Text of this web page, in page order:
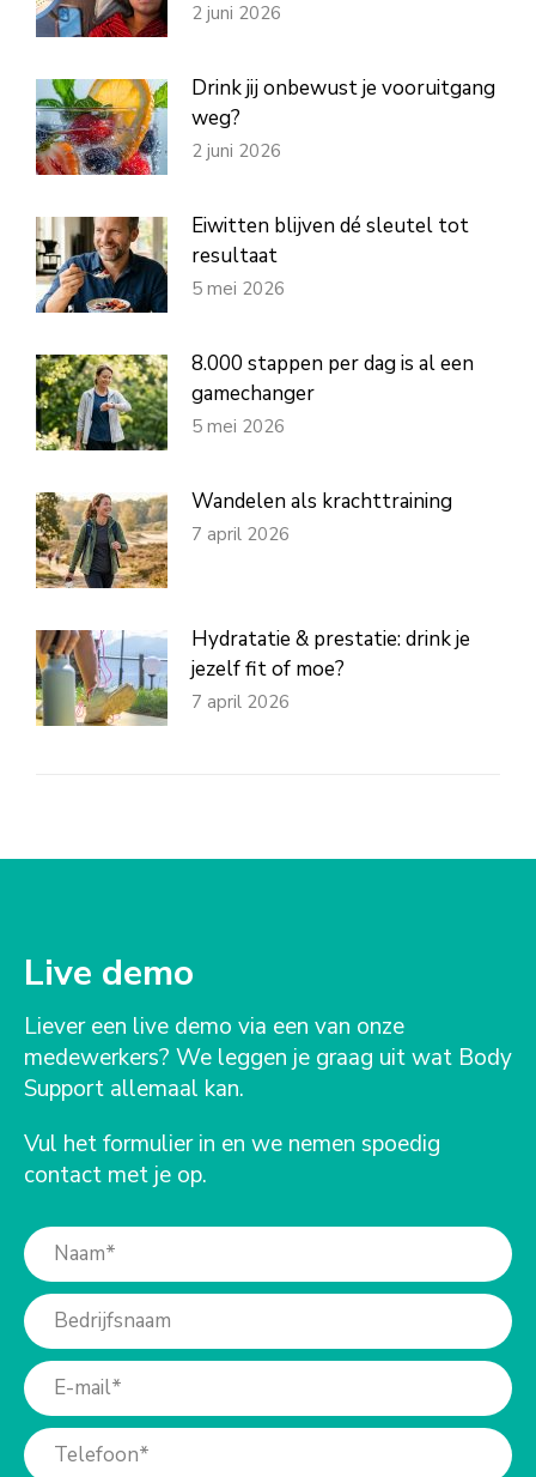
2 juni 2026
Drink jij onbewust je vooruitgang
weg?
2 juni 2026
Eiwitten blijven dé sleutel tot
resultaat
5 mei 2026
8.000 stappen per dag is al een
gamechanger
5 mei 2026
Wandelen als krachttraining
7 april 2026
Hydratatie & prestatie: drink je
jezelf fit of moe?
7 april 2026
Live demo
Liever een live demo via een van onze
medewerkers? We leggen je graag uit wat Body
Support allemaal kan.
Vul het formulier in en we nemen spoedig
contact met je op.